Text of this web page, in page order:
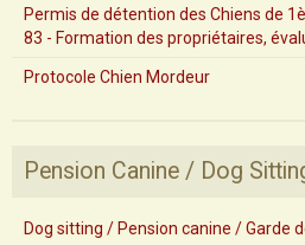
Permis de détention des Chiens de
83 - Formation des propriétaires,
Protocole Chien Mordeur
Pension Canine / Dog
Dog sitting / Pension canine / Garde